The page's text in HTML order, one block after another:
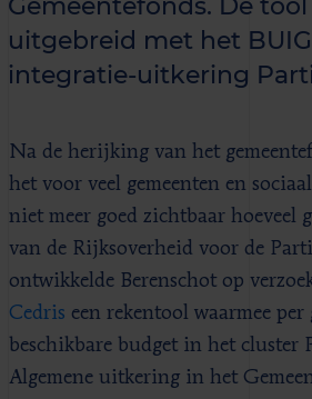
uitgebreid met het
integratie-uitkering
Na de herijking van het
het voor veel gemeenten en
niet meer goed zichtbaar hoeveel
van de Rijksoverheid voor de
ontwikkelde Berenschot op
Cedris een rekentool waarmee per
beschikbare budget in het cluster
Algemene uitkering in het